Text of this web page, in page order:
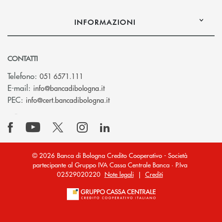
INFORMAZIONI
CONTATTI
Telefono: 051 6571.111
E-mail: info@bancadibologna.it(si apre l’app di posta elettronica)
PEC: info@cert.bancadibologna.it(si apre l’app di posta
© 2026 Banca di Bologna Credito Cooperativo - Società
partecipante al Gruppo IVA Cassa Centrale Banca · P.Iva
02529020220 Note legali| Crediti